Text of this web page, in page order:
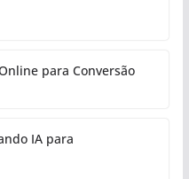
para Conversão
IA para